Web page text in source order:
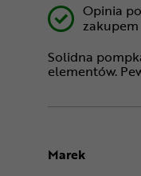
Opinia
zakupem
Solidna
elementów.
Marek